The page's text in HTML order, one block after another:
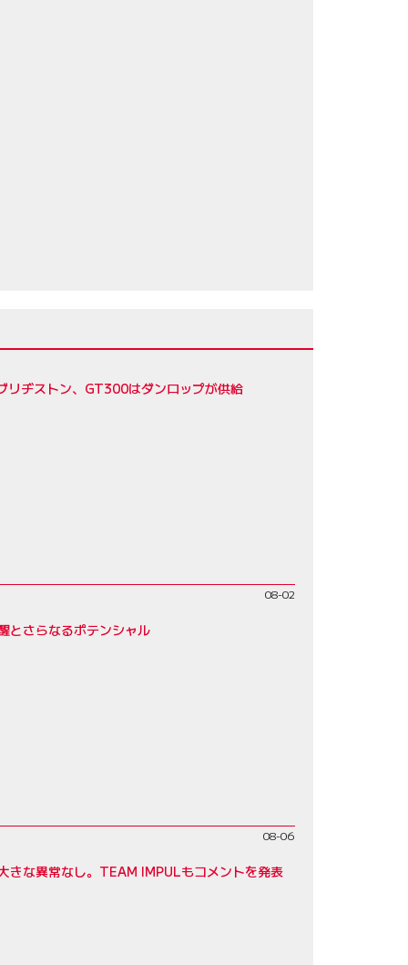
ヂストン、GT300はダンロップが供給
08-02
とさらなるポテンシャル
08-06
きな異常なし。TEAM IMPULもコメントを発表